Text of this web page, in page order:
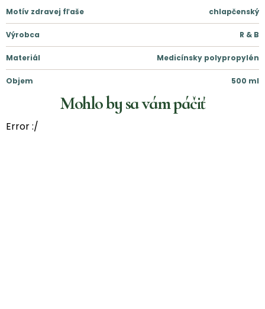
Motív zdravej fľaše chlapčenský
Výrobca R & B
Materiál Medicínsky polypropylén
Objem 500 ml
Mohlo by sa vám páčiť
Error :/